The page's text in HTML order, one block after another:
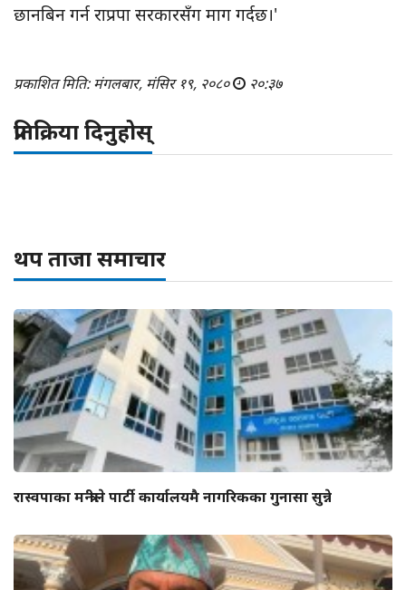
छानबिन गर्न राप्रपा सरकारसँग माग गर्दछ।'
प्रकाशित मिति: मंगलबार, मंसिर १९, २०८० २०:३७
प्रतिक्रिया दिनुहोस्
थप ताजा समाचार
रास्वपाका मन्त्रीले पार्टी कार्यालयमै नागरिकका गुनासा सुन्ने